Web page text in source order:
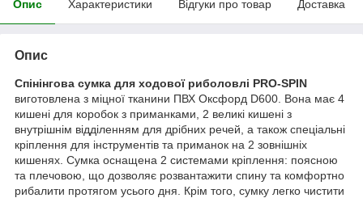
Опис Характеристики Відгуки про товар Доставка
Опис
Спінінгова сумка для ходової риболовлі PRO-SPIN
виготовлена з міцної тканини ПВХ Оксфорд D600. Вона має 4
кишені для коробок з приманками, 2 великі кишені з
внутрішнім відділенням для дрібних речей, а також спеціальні
кріплення для інструментів та приманок на 2 зовнішніх
кишенях. Сумка оснащена 2 системами кріплення: поясною
та плечовою, що дозволяє розвантажити спину та комфортно
рибалити протягом усього дня. Крім того, сумку легко чистити